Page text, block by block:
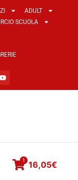
ADULT
SCUOLA
16,05€
1